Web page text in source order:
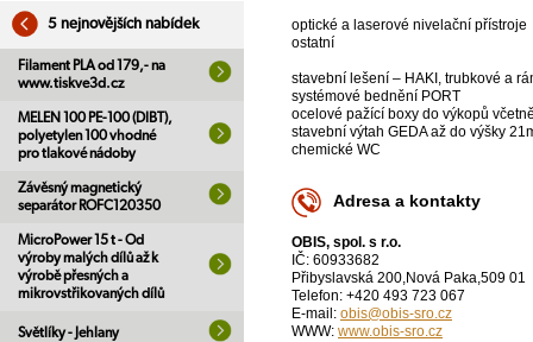
5 nejnovějších nabídek
Filament PLA od 179,- na
www.tiskve3d.cz
MELEN 100 PE-100 (DIBT),
polyetylen 100 vhodné
pro tlakové nádoby
Závěsný magnetický
separátor ROFC120350
MicroPower 15 t - Od
výroby malých dílů až k
výrobě přesných a
mikrovstřikovaných dílů
Světlíky - Jehlany
optické a laserové nivelační přístroje
ostatní
stavební lešení – HAKI, trubkové a
systémové bednění PORT
ocelové pažící boxy do výkopů
stavební výtah GEDA až do výšky
chemické WC
Adresa a kontakty
OBIS, spol. s r.o.
IČ: 60933682
Přibyslavská 200,Nová Paka,509 01
Telefon: +420 493 723 067
E-mail: obis@obis-sro.cz
WWW: www.obis-sro.cz